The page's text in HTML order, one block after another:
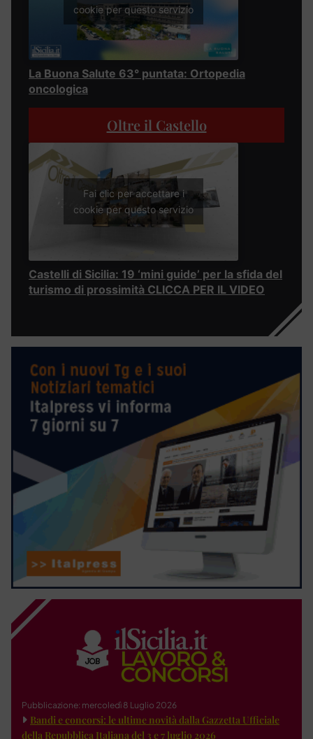
cookie per questo servizio
La Buona Salute 63° puntata: Ortopedia
oncologica
Oltre il Castello
Fai clic per accettare i
cookie per questo servizio
Castelli di Sicilia: 19 ‘mini guide’ per la sfida del
turismo di prossimità CLICCA PER IL VIDEO
Pubblicazione: mercoledì 8 Luglio 2026
Bandi e concorsi: le ultime novità dalla Gazzetta Ufficiale
della Repubblica Italiana del 3 e 7 luglio 2026